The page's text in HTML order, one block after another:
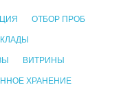
ОТБОР ПРОБ
ВИТРИНЫ
ХРАНЕНИЕ